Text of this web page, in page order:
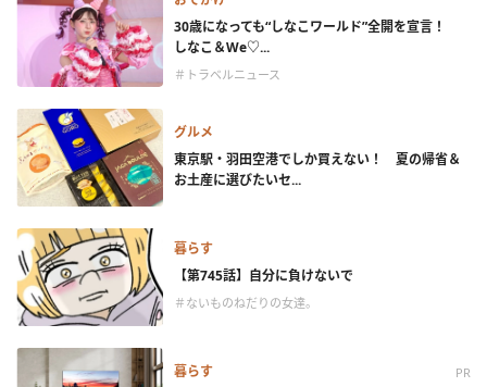
30歳になっても“しなこワールド”全開を宣言！
しなこ＆We♡...
＃トラベルニュース
グルメ
東京駅・羽田空港でしか買えない！ 夏の帰省＆
お土産に選びたいセ...
暮らす
【第745話】自分に負けないで
＃ないものねだりの女達。
暮らす PR